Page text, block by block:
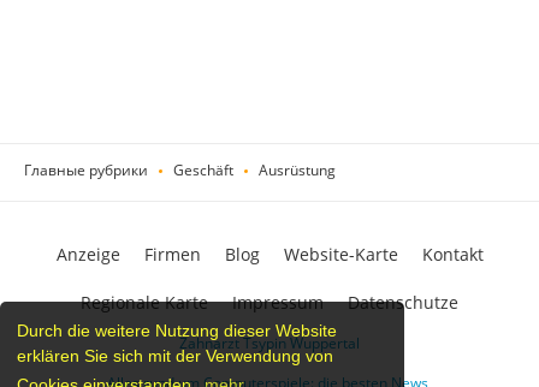
Durch die weitere Nutzung dieser Website
erklären Sie sich mit der Verwendung von
Главные рубрики Geschäft Ausrüstung
Zahnarzt Tsypin Wuppertal
Anzeige Firmen Blog Website-Karte Kontakt
Regionale Karte Impressum Datenschutze